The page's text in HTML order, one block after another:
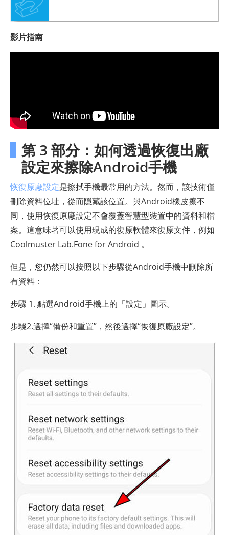
影片指南
第 3 部分：如何透過恢復出廠
設定來擦除Android手機
恢復原廠設定是擦拭手機最常用的方法。然而，該技術僅
刪除資料位址，從而隱藏該位置。與Android橡皮擦不
同，使用恢復原廠設定不會覆蓋智慧型裝置中的資料和檔
案。這意味著可以使用現成的復原軟體來復原文件，例如
Coolmuster Lab.Fone for Android 。
但是，您仍然可以按照以下步驟從Android手機中刪除所
有資料：
步驟 1. 點選Android手機上的「設定」圖示。
步驟2.選擇“備份和重置”，然後選擇“恢復原廠設定”。